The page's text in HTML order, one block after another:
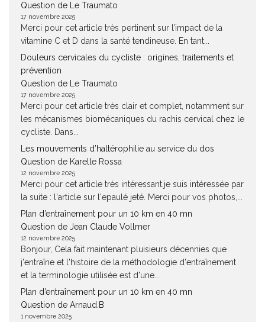
Question de Le Traumato
17 novembre 2025
Merci pour cet article très pertinent sur l’impact de la
vitamine C et D dans la santé tendineuse. En tant...
Douleurs cervicales du cycliste : origines, traitements et
prévention
Question de Le Traumato
17 novembre 2025
Merci pour cet article très clair et complet, notamment sur
les mécanismes biomécaniques du rachis cervical chez le
cycliste. Dans...
Les mouvements d’haltérophilie au service du dos
Question de Karelle Rossa
12 novembre 2025
Merci pour cet article très intéressant.je suis intéressée par
la suite : l'article sur l'epaulé jeté. Merci pour vos photos,...
Plan d’entraînement pour un 10 km en 40 mn
Question de Jean Claude Vollmer
12 novembre 2025
Bonjour, Cela fait maintenant pluisieurs décennies que
j'entraîne et l'histoire de la méthodologie d'entraînement
et la terminologie utilisée est d'une...
Plan d’entraînement pour un 10 km en 40 mn
Question de Arnaud.B
1 novembre 2025